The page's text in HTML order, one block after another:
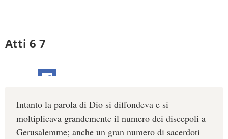
Atti 6 7
Intanto la parola di Dio si diffondeva e si
moltiplicava grandemente il numero dei discepoli a
Gerusalemme; anche un gran numero di sacerdoti